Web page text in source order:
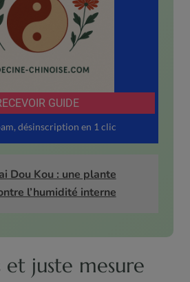
Dou Kou : une plante
l’humidité interne
et juste mesure